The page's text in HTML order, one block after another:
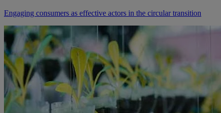
Engaging consumers as effective actors in the circular transition